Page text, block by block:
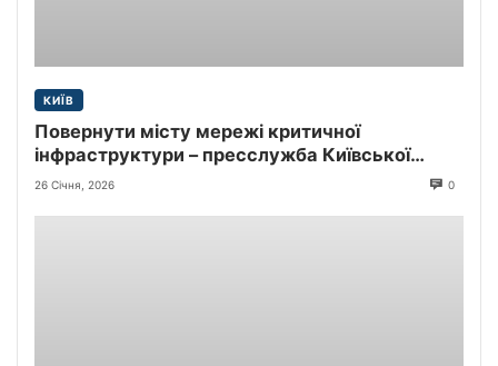
КИЇВ
Повернути місту мережі критичної
інфраструктури – пресслужба Київської
міської прокуратури
26 Січня, 2026 0